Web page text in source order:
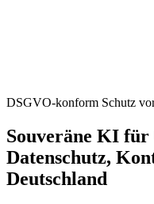
DSGVO-konform Schutz
Souveräne KI für
Datenschutz,
Deutschland